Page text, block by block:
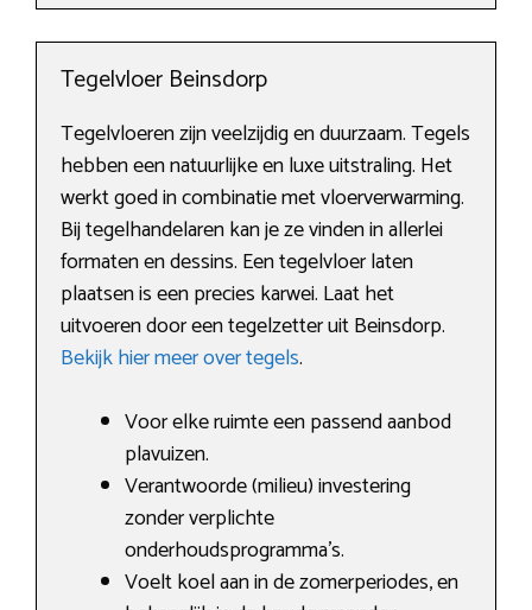
Tegelvloer Beinsdorp
Tegelvloeren zijn veelzijdig en duurzaam. Tegels
hebben een natuurlijke en luxe uitstraling. Het
werkt goed in combinatie met vloerverwarming.
Bij tegelhandelaren kan je ze vinden in allerlei
formaten en dessins. Een tegelvloer laten
plaatsen is een precies karwei. Laat het
uitvoeren door een tegelzetter uit Beinsdorp.
Bekijk hier meer over tegels.
Voor elke ruimte een passend aanbod
plavuizen.
Verantwoorde (milieu) investering
zonder verplichte
onderhoudsprogramma’s.
Voelt koel aan in de zomerperiodes, en